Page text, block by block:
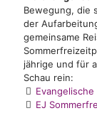
Bewegung, die
der
gemeinsame
jährige und für
Schau rein:
EJ